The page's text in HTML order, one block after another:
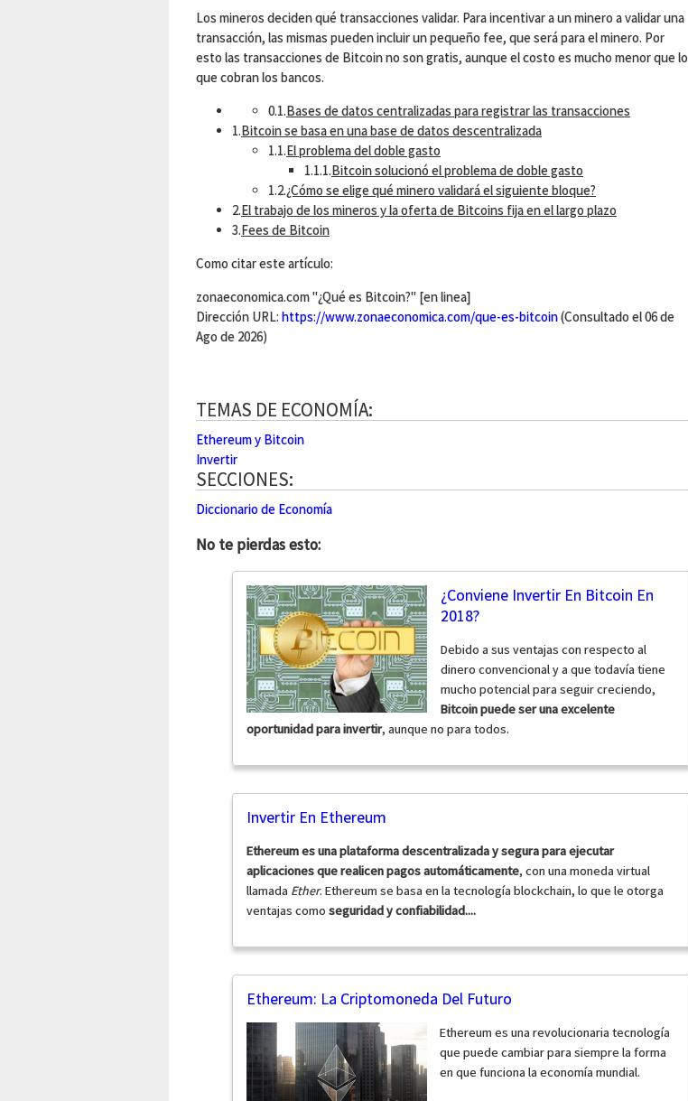
Los mineros deciden qué transacciones validar. Para incentivar a un minero a validar una
transacción, las mismas pueden incluir un pequeño fee, que será para el minero. Por
esto las transacciones de Bitcoin no son gratis, aunque el costo es mucho menor que lo
que cobran los bancos.
0.1.Bases de datos centralizadas para registrar las transacciones
1.Bitcoin se basa en una base de datos descentralizada
1.1.El problema del doble gasto
1.1.1.Bitcoin solucionó el problema de doble gasto
1.2.¿Cómo se elige qué minero validará el siguiente bloque?
2.El trabajo de los mineros y la oferta de Bitcoins fija en el largo plazo
3.Fees de Bitcoin
Como citar este artículo:
zonaeconomica.com "¿Qué es Bitcoin?" [en linea]
Dirección URL: https://www.zonaeconomica.com/que-es-bitcoin(Consultado el 06 de
Ago de 2026)
TEMAS DE ECONOMÍA:
Ethereum y Bitcoin
Invertir
SECCIONES:
Diccionario de Economía
No te pierdas esto:
¿Conviene Invertir En Bitcoin En
2018?
Debido a sus ventajas con respecto al
dinero convencional y a que todavía tiene
mucho potencial para seguir creciendo,
Bitcoin puede ser una excelente
oportunidad para invertir, aunque no para todos.
Invertir En Ethereum
Ethereum es una plataforma descentralizada y segura para ejecutar
aplicaciones que realicen pagos automáticamente, con una moneda virtual
llamada Ether. Ethereum se basa en la tecnología blockchain, lo que le otorga
ventajas como seguridad y confiabilidad....
Ethereum: La Criptomoneda Del Futuro
Ethereum es una revolucionaria tecnología
que puede cambiar para siempre la forma
en que funciona la economía mundial.